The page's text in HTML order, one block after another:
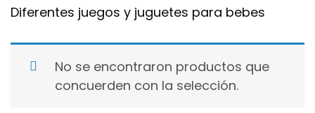
Diferentes juegos y juguetes para bebes
No se encontraron productos que
concuerden con la selección.